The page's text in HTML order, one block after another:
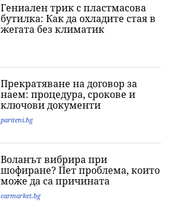
Гениален трик с пластмасова
бутилка: Как да охладите стая в
жегата без климатик
Прекратяване на договор за
наем: процедура, срокове и
ключови документи
pariteni.bg
Воланът вибрира при
шофиране? Пет проблема, които
може да са причината
carmarket.bg